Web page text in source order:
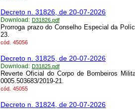
Decreto n. 31826, de 20-07-2026
Download: D31826.pdf
Prorroga prazo do Conselho Especial da
23.
cód. 45056
Decreto n. 31825, de 20-07-2026
Download: D31825.pdf
Reverte Oficial do Corpo de Bombeiros
0005.503683/2019-21.
cód. 45055
Decreto n. 31824, de 20-07-2026